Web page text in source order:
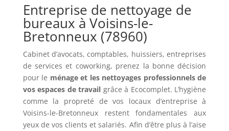
Entreprise de nettoyage de
bureaux à Voisins-le-
Bretonneux (78960)
Cabinet d’avocats, comptables, huissiers, entreprises
de services et coworking, prenez la bonne décision
pour le ménage et les nettoyages professionnels de
vos espaces de travail grâce à Ecocomplet. L’hygiène
comme la propreté de vos locaux d’entreprise à
Voisins-le-Bretonneux restent fondamentales aux
yeux de vos clients et salariés. Afin d’être plus à l’aise